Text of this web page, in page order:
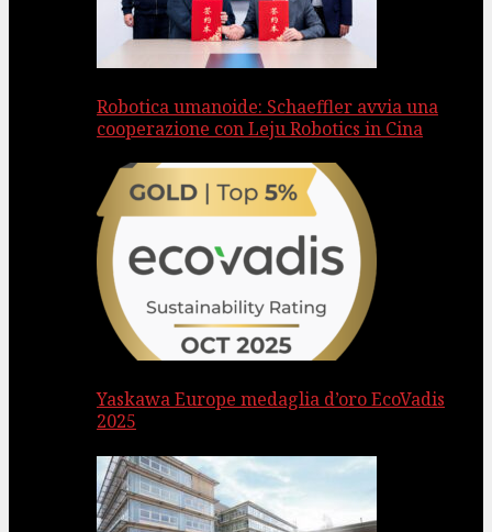
Robotica umanoide: Schaeffler avvia una
cooperazione con Leju Robotics in Cina
Yaskawa Europe medaglia d’oro EcoVadis
2025